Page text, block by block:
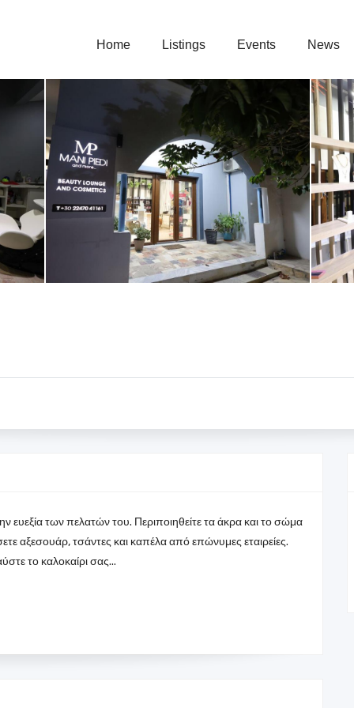
Home Listings Events News
ευεξία των πελατών του. Περιποιηθείτε τα άκρα και το σώμα
αξεσουάρ, τσάντες και καπέλα από επώνυμες εταιρείες.
το καλοκαίρι σας...